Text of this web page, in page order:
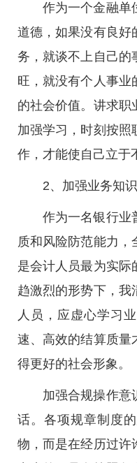
作为一个金融单
道德，如果没有良好
务，就谈不上自己的
旺，就没有个人事业
的社会价值。讲求职
加强学习，时刻按照
作，才能使自己立于
2、加强业务知
作为一名银行业
质和风险防范能力，
是会计人员最为实际
趋激烈的形势下，我
人员，应虚心学习
速、高效的结算质量
得更好的社会形象。
加强合规操作意
话。各项规章制度
物，而是在经历过许